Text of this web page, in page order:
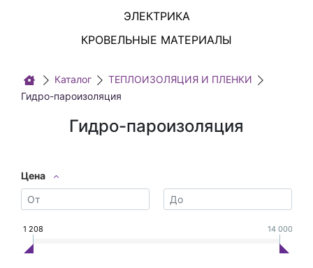
ЭЛЕКТРИКА
КРОВЕЛЬНЫЕ МАТЕРИАЛЫ
Каталог
ТЕПЛОИЗОЛЯЦИЯ И ПЛЕНКИ
Гидро-пароизоляция
Гидро-пароизоляция
Цена
1 208 14 000